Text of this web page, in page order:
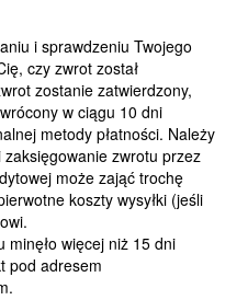
i sprawdzeniu Twojego
czy zwrot został
zostanie zatwierdzony,
w ciągu 10 dni
metody płatności. Należy
zwrotu przez
może zająć trochę
koszty wysyłki (jeśli
więcej niż 15 dni
pod adresem